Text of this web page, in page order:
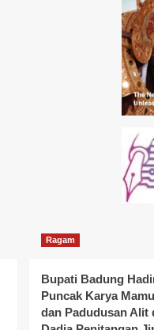
Ragam
Bupati Badung
Puncak Karya
dan Padudusan Alit